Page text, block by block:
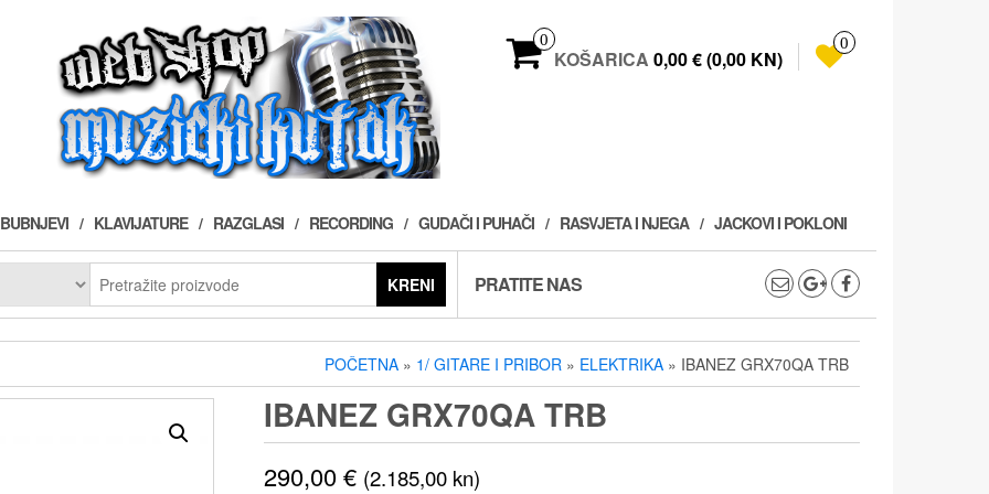
0
KOŠARICA 0,00 € (0,00 KN)
0
BUBNJEVI KLAVIJATURE RAZGLASI RECORDING GUDAČI I PUHAČI RASVJETA I NJEGA JACKOVI I POKLONI
KRENI PRATITE NAS
POČETNA » 1/ GITARE I PRIBOR » ELEKTRIKA » IBANEZ GRX70QA TRB
IBANEZ GRX70QA TRB
290,00€ (2.185,00 kn)